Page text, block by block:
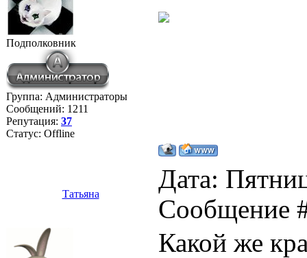
Подполковник
Группа: Администраторы
Сообщений: 1211
Репутация: 37
Статус: Offline
Татьяна
Дата:
Сообщение
Какой же